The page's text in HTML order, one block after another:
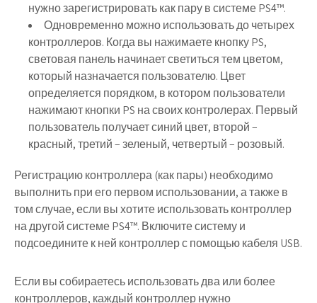
нужно зарегистрировать как пару в системе PS4™.
Одновременно можно использовать до четырех
контроллеров. Когда вы нажимаете кнопку PS,
световая панель начинает светиться тем цветом,
который назначается пользователю. Цвет
определяется порядком, в котором пользователи
нажимают кнопки PS на своих контролерах. Первый
пользователь получает синий цвет, второй –
красный, третий – зеленый, четвертый – розовый.
Регистрацию контроллера (как пары) необходимо
выполнить при его первом использовании, а также в
том случае, если вы хотите использовать контроллер
на другой системе PS4™. Включите систему и
подсоедините к ней контроллер с помощью кабеля USB.
Если вы собираетесь использовать два или более
контроллеров, каждый контроллер нужно